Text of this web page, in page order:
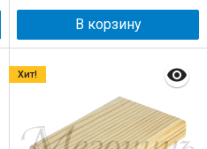
В корзину
Хит!